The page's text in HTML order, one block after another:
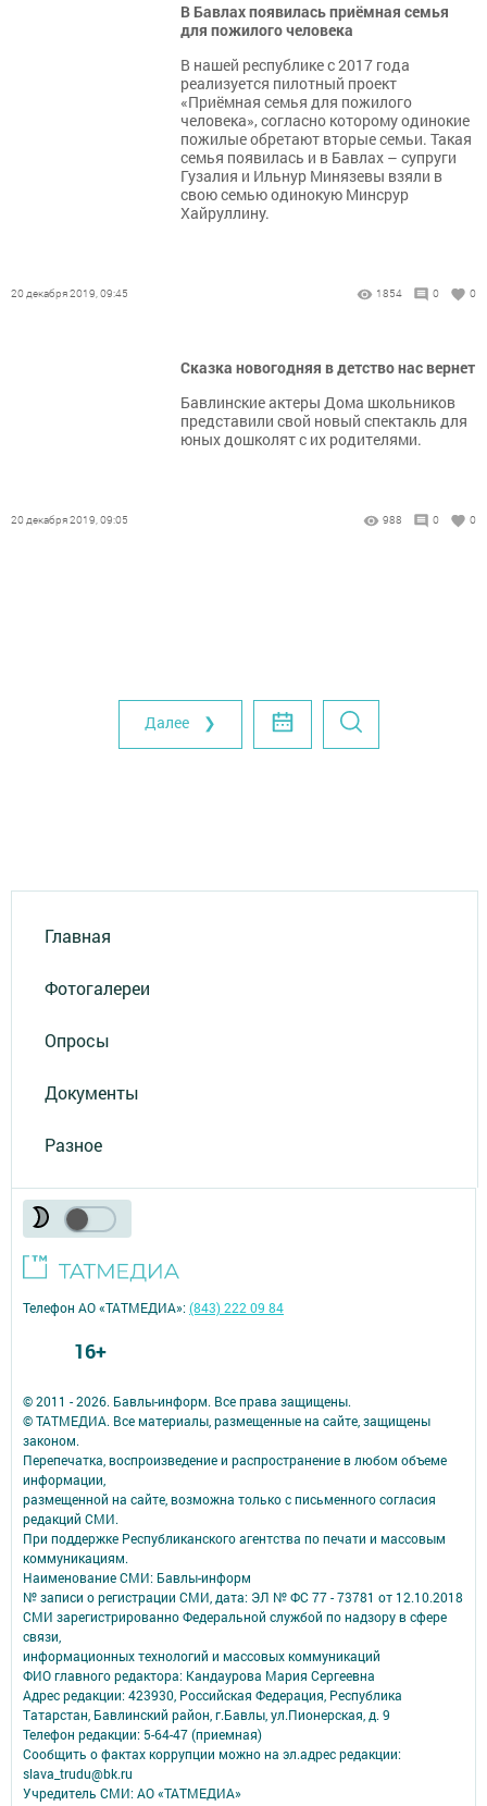
В Бавлах появилась приёмная семья
для пожилого человека
В нашей республике с 2017 года
реализуется пилотный проект
«Приёмная семья для пожилого
человека», согласно которому одинокие
пожилые обретают вторые семьи. Такая
семья появилась и в Бавлах – супруги
Гузалия и Ильнур Минязевы взяли в
свою семью одинокую Минсрур
Хайруллину.
20 декабря 2019, 09:45 1854 0 0
Сказка новогодняя в детство нас вернет
Бавлинские актеры Дома школьников
представили свой новый спектакль для
юных дошколят с их родителями.
20 декабря 2019, 09:05 988 0 0
Далее ❯
Главная
Фотогалереи
Опросы
Документы
Разное
© 2011 - 2026. Бавлы-информ. Все права защищены.
© ТАТМЕДИА. Все материалы, размещенные на сайте, защищены
законом.
Перепечатка, воспроизведение и распространение в любом объеме
информации,
размещенной на сайте, возможна только с письменного согласия
редакций СМИ.
При поддержке Республиканского агентства по печати и массовым
коммуникациям.
Наименование СМИ: Бавлы-информ
№ записи о регистрации СМИ, дата: ЭЛ № ФС 77 - 73781 от 12.10.2018
СМИ зарегистрированно Федеральной службой по надзору в сфере
связи,
информационных технологий и массовых коммуникаций
ФИО главного редактора: Кандаурова Мария Сергеевна
Адрес редакции: 423930, Российская Федерация, Республика
Татарстан, Бавлинский район, г.Бавлы, ул.Пионерская, д. 9
Телефон редакции: 5-64-47 (приемная)
Сообщить о фактах коррупции можно на эл.адрес редакции:
slava_trudu@bk.ru
Учредитель СМИ: АО «ТАТМЕДИА»
Телефон АО «ТАТМЕДИА»:(843) 222 09 84
16+